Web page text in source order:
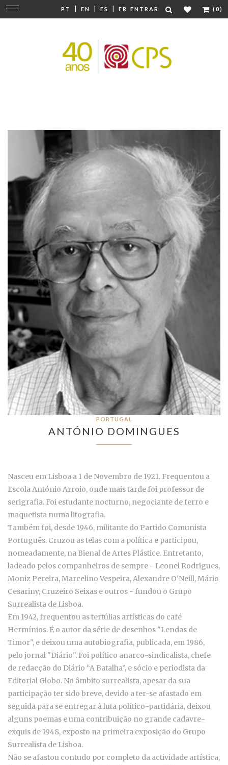
PT | EN | ES | FR ENTRAR (0)
Mudar
navegação
PORTUGAL
ANTÓNIO DOMINGUES
Nasceu em Lisboa a 1 de Novembro de 1921. Frequentou a
Escola António Arroio, onde mais tarde foi professor de
serigrafia. Foi estudante nocturno, negociante de ferro e
maquetista numa litografia.
Também foi, desde 1946, militante do Partido Comunista
Português. Cruzou as telas com a política e participou,
nomeadamente, na Bienal de Artes Plástice. Entretanto,
ladeado pelos companheiros de sempre - Leonel Rodrigues,
Moniz Pereira, Marcelino Vespeira, Alexandre O'Neill, Mário
Cesariny, Cruzeiro Seixas e outros - fundou o Grupo
Surrealista de Lisboa.
Em 1942, frequentou as tertúlias artísticas do café
Hermínios. É o autor da série de desenhos "Lendas de
Timor", e deixou uma autobiografia, publicada, em 1986,
pelo jornal "Diário". Foi político anarco-sindicalista, chefe
de redacção do Diário “A Batalha”, e sócio e periodista da
Editorial Globo. No âmbito surrealista, apesar da sua
participação ter sido breve, devido a ter-se afastado em
seguida para se entregar à luta político-partidária, deixou
alguns poemas e uma contribuição no grande cadavre-
exquis de 1948, exposto na primeira exposição do Grupo
Surrealista de Lisboa.
Não se afastou contudo por completo da actividade artística,